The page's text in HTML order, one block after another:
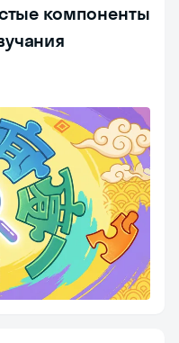
компоненты